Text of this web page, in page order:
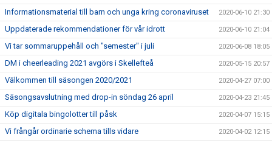
Informationsmaterial till barn och unga kring coronaviruset 2020-06-10 21:30
Uppdaterade rekommendationer för vår idrott 2020-06-10 21:04
Vi tar sommaruppehåll och "semester" i juli 2020-06-08 18:05
DM i cheerleading 2021 avgörs i Skellefteå 2020-05-15 20:57
Välkommen till säsongen 2020/2021 2020-04-27 07:00
Säsongsavslutning med drop-in söndag 26 april 2020-04-23 21:45
Köp digitala bingolotter till påsk 2020-04-07 15:15
Vi frångår ordinarie schema tills vidare 2020-04-02 12:15